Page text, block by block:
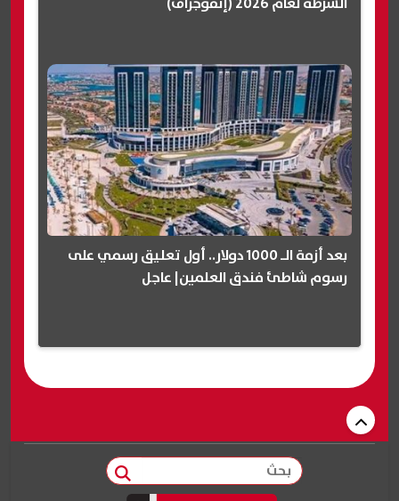
بعد أزمة الـ 1000 دولار.. أول تعليق رسمي على
رسوم شاطئ فندق العلمين| عاجل
بحث